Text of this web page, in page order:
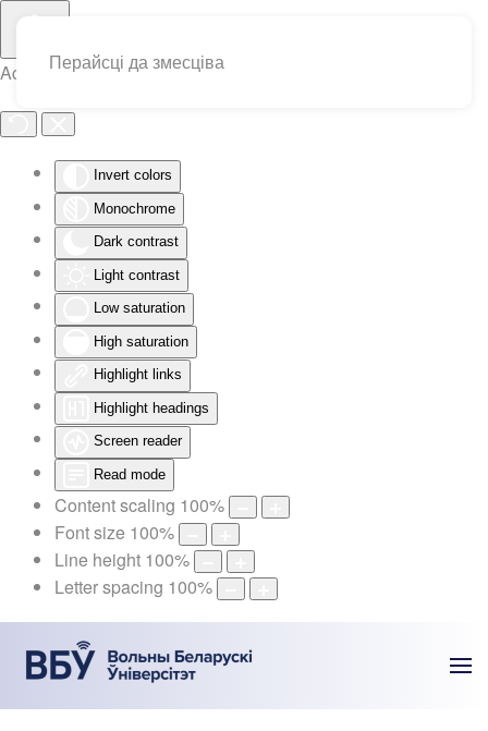
Accessibility Tools
Invert colors
Monochrome
Dark contrast
Light contrast
Low saturation
High saturation
Highlight links
Highlight headings
Screen reader
Read mode
Content scaling 100%
Font size 100%
Line height 100%
Letter spacing 100%
Перайсці да змесціва